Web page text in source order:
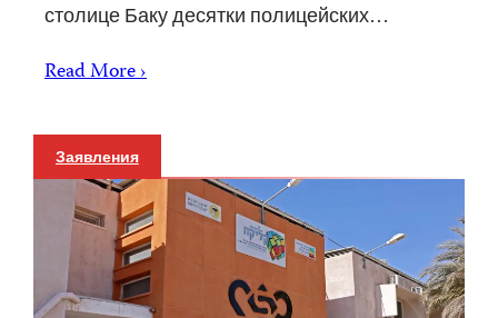
столице Баку десятки полицейских…
Read More ›
Заявления